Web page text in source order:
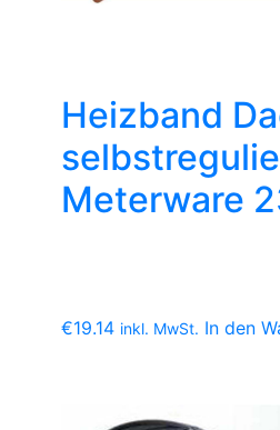
Heizband
Meterware
€19.14 inkl. MwSt. In den